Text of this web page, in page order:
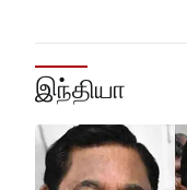
இந்தியா